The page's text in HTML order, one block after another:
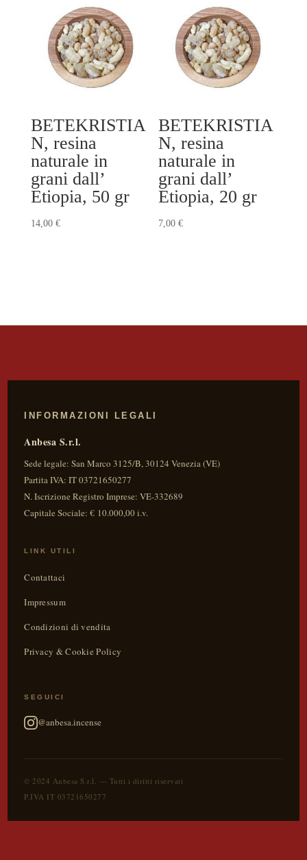
BETEKRISTIA
N, resina
naturale in
grani dall’
Etiopia, 50 gr
14,00 €
BETEKRISTIA
N, resina
naturale in
grani dall’
Etiopia, 20 gr
7,00€
INFORMAZIONI LEGALI
Anbesa S.r.l.
Sede legale:San Marco 3125/B,30124 Venezia(VE)
Partita IVA:IT 03721650277
N. Iscrizione Registro Imprese: VE-332689
Capitale Sociale: € 10.000,00 i.v.
LINK UTILI
Contattaci
Impressum
Condizioni di vendita
Privacy & Cookie Policy
SEGUICI
@anbesa.incense
© 2024 Anbesa S.r.l. — Tutti i diritti riservati
P.IVA IT 03721650277